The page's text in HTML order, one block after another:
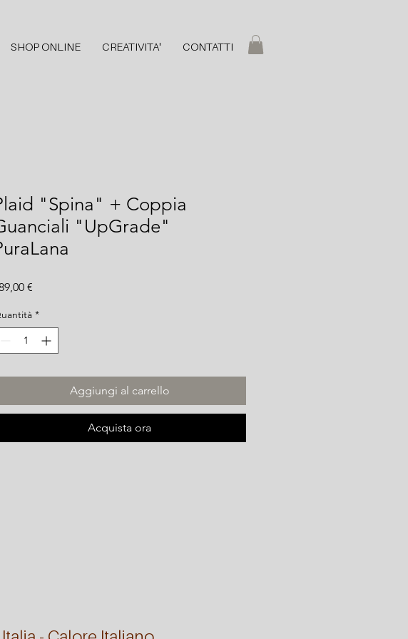
SHOP ONLINE CREATIVITA' CONTATTI
"Spina" + Coppia
"UpGrade"
€
*
Aggiungi al carrello
Acquista ora